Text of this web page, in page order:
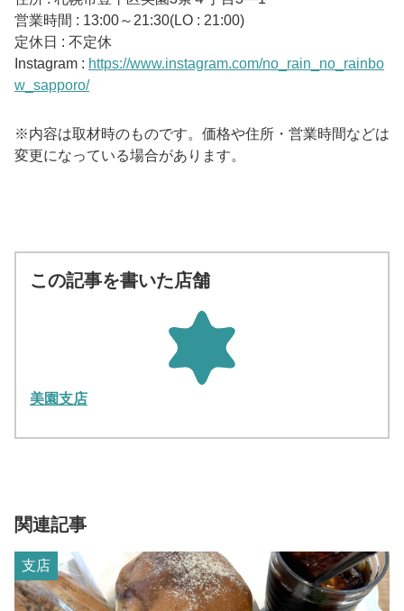
営業時間 : 13:00～21:30(LO : 21:00)
定休日 : 不定休
Instagram : https://www.instagram.com/no_rain_no_rainbo
w_sapporo/
※内容は取材時のものです。価格や住所・営業時間などは
変更になっている場合があります。
この記事を書いた店舗
美園支店
関連記事
支店